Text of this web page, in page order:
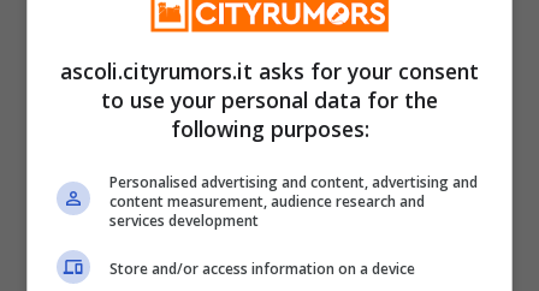
In buona sostanza l’Inps provvede a
bloccare la Naspi– ormai definitivamente
quando matura il diritto alla
pensione. Questo significa però che non
basta compiere 67 anni per perdere il
diritto alla Naspi. Stando alla legge Fornero
ascoli.cityrumors.it asks for your consent
to use your personal data for the
following purposes:
Personalised advertising and content, advertising and
content measurement, audience research and
services development
Store and/or access information on a device